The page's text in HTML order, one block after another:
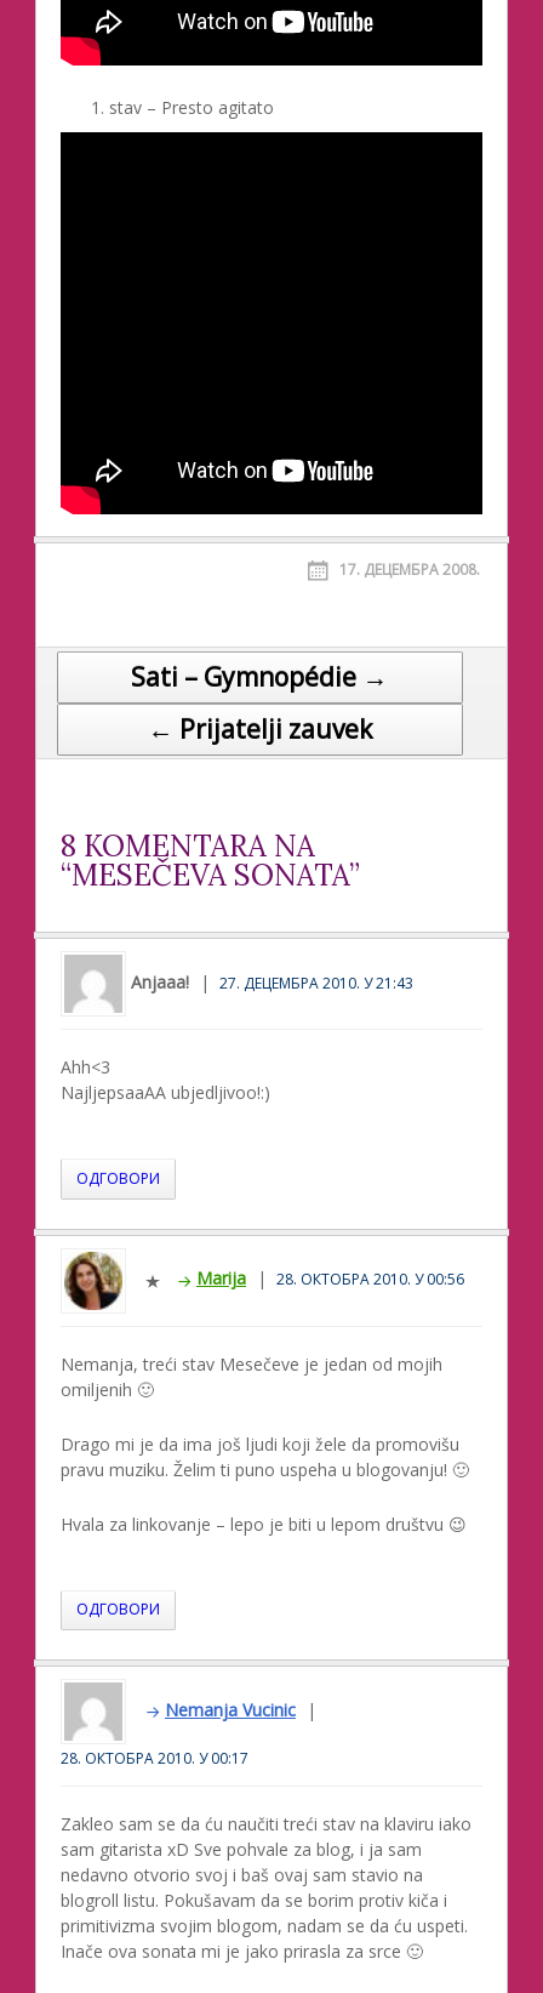
stav – Presto agitato
17. ДЕЦЕМБРА 2008.
Post navigation
Sati – Gymnopédie →
← Prijatelji zauvek
8 KOMENTARA NA
“MESEČEVA SONATA”
Anjaaa! 27. ДЕЦЕМБРА 2010. У 21:43
Ahh<3
NajljepsaaAA ubjedljivoo!:)
ОДГОВОРИ
Marija 28. ОКТОБРА 2010. У 00:56
Nemanja, treći stav Mesečeve je jedan od mojih
omiljenih 🙂
Drago mi je da ima još ljudi koji žele da promovišu
pravu muziku. Želim ti puno uspeha u blogovanju! 🙂
Hvala za linkovanje – lepo je biti u lepom društvu 😉
ОДГОВОРИ
Nemanja Vucinic
28. ОКТОБРА 2010. У 00:17
Zakleo sam se da ću naučiti treći stav na klaviru iako
sam gitarista xD Sve pohvale za blog, i ja sam
nedavno otvorio svoj i baš ovaj sam stavio na
blogroll listu. Pokušavam da se borim protiv kiča i
primitivizma svojim blogom, nadam se da ću uspeti.
Inače ova sonata mi je jako prirasla za srce 🙂